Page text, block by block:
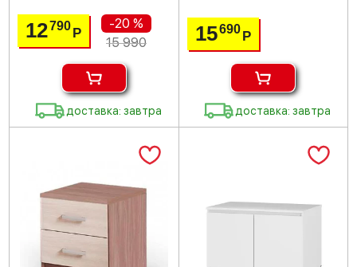
12790Р
-20 %
15 990
доставка: завтра
15690 Р
доставка: завтра